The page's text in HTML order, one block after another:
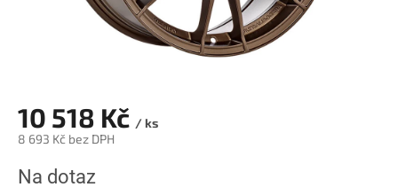
10 518 Kč / ks
8 693 Kč bez DPH
cena:
Na dotaz